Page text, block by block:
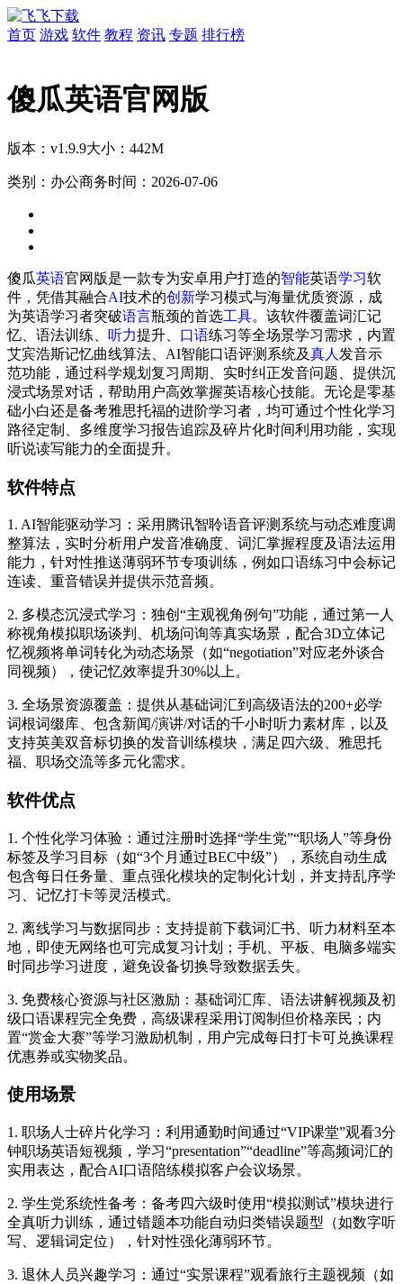
首页 游戏 软件 教程 资讯 专题 排行榜
傻瓜英语官网版
版本：v1.9.9大小：442M
类别：办公商务时间：2026-07-06
傻瓜英语官网版是一款专为安卓用户打造的智能英语学习软
件，凭借其融合AI技术的创新学习模式与海量优质资源，成
为英语学习者突破语言瓶颈的首选工具。该软件覆盖词汇记
忆、语法训练、 听力提升、 口语练习等全场景学习需求，内置
艾宾浩斯记忆曲线算法、AI智能口语评测系统及真人 发音示
范功能，通过科学规划复习周期、实时纠正发音问题、提供沉
浸式场景对话，帮助用户高效掌握英语核心技能。无论是零基
础小白还是备考雅思托福的进阶学习者，均可通过个性化学习
路径定制、多维度学习报告追踪及碎片化时间利用功能，实现
听说读写能力的全面提升。
软件特点
1. AI智能驱动学习：采用腾讯智聆语音评测系统与动态难度调
整算法，实时分析用户发音准确度、词汇掌握程度及语法运用
能力，针对性推送薄弱环节专项训练，例如口语练习中会标记
连读、重音错误并提供示范音频。
2. 多模态沉浸式学习：独创“主观视角例句”功能，通过第一人
称视角模拟职场谈判、机场问询等真实场景，配合3D立体记
忆视频将单词转化为动态场景（如“negotiation”对应老外谈合
同视频），使记忆效率提升30%以上。
3. 全场景资源覆盖：提供从基础词汇到高级语法的200+必学
词根词缀库、包含新闻/演讲/对话的千小时听力素材库，以及
支持英美双音标切换的发音训练模块，满足四六级、雅思托
福、职场交流等多元化需求。
软件优点
1. 个性化学习体验：通过注册时选择“学生党”“职场人”等身份
标签及学习目标（如“3个月通过BEC中级”），系统自动生成
包含每日任务量、重点强化模块的定制化计划，并支持乱序学
习、记忆打卡等灵活模式。
2. 离线学习与数据同步：支持提前下载词汇书、听力材料至本
地，即使无网络也可完成复习计划；手机、平板、电脑多端实
时同步学习进度，避免设备切换导致数据丢失。
3. 免费核心资源与社区激励：基础词汇库、语法讲解视频及初
级口语课程完全免费，高级课程采用订阅制但价格亲民；内
置“赏金大赛”等学习激励机制，用户完成每日打卡可兑换课程
优惠券或实物奖品。
使用场景
1. 职场人士碎片化学习：利用通勤时间通过“VIP课堂”观看3分
钟职场英语短视频，学习“presentation”“deadline”等高频词汇的
实用表达，配合AI口语陪练模拟客户会议场景。
2. 学生党系统性备考：备考四六级时使用“模拟测试”模块进行
全真听力训练，通过错题本功能自动归类错误题型（如数字听
写、逻辑词定位），针对性强化薄弱环节。
3. 退休人员兴趣学习：通过“实景课程”观看旅行主题视频（如